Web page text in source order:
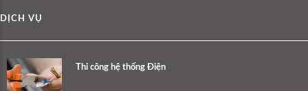
DỊCH VỤ
Thi công hệ thống Điện